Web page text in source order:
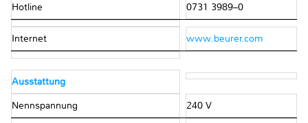
Hotline 0731 3989–0
Internet www.beurer.com
Ausstattung
Nennspannung 240 V